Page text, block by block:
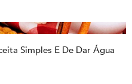
Simples E De Dar Água